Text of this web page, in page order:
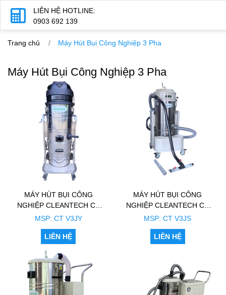
LIÊN HỆ HOTLINE:
0903 692 139
Trang chủ Máy Hút Bụi Công Nghiệp 3 Pha
Máy Hút Bụi Công Nghiệp 3 Pha
MÁY HÚT BỤI CÔNG
NGHIỆP CLEANTECH CT
V3JY
MSP: CT V3JY
LIÊN HỆ
MÁY HÚT BỤI CÔNG
NGHIỆP CLEANTECH CT
V3JS
MSP: CT V3JS
LIÊN HỆ